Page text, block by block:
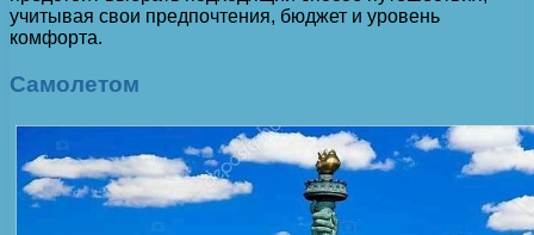
учитывая свои предпочтения, бюджет и уровень
комфорта.
Самолетом